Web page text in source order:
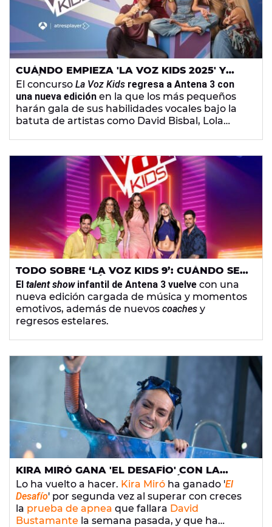
CUÁNDO EMPIEZA 'LA VOZ KIDS 2025' Y
QUIÉNES SON LOS COACHES
El concurso La Voz Kids regresa a Antena 3 con
una nueva edición en la que los más pequeños
harán gala de sus habilidades vocales bajo la
batuta de artistas como David Bisbal, Lola
TODO SOBRE ‘LA VOZ KIDS 9’: CUÁNDO SE
ESTRENA Y QUIÉNES SON LOS ‘COACHES’
El talent showinfantil de Antena 3 vuelve con una
nueva edición cargada de música y momentos
emotivos, además de nuevos coaches y
regresos estelares.
KIRA MIRÓ GANA 'EL DESAFÍO' CON LA
PRUEBA DE APNEA QUE FALLÓ DAVID
BUSTAMANTE Y QUE SANTIAGO SEGURA
TACHA DE "PATÉTICA"
Lo ha vuelto a hacer. Kira Miró ha ganado 'El
Desafío' por segunda vez al superar con creces
la prueba de apnea que fallara David
Bustamante la semana pasada, y que ha